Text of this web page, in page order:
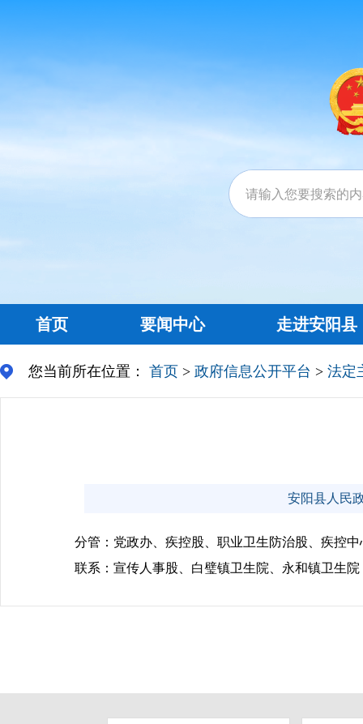
首页 要闻中心 走进安阳县
您当前所在位置： 首页 > 政府信息公开平台 > 法定
安阳县人民
分管：党政办、疾控股、职业卫生防治股、疾控中
联系：宣传人事股、白璧镇卫生院、永和镇卫生院